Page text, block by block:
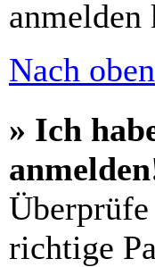
anmelden
Nach oben
» Ich
richtige